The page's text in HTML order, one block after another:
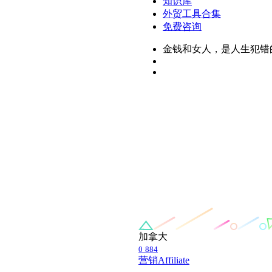
外贸工具合集
免费咨询
金钱和女人，是人生犯错
加拿大
0 884
营销Affiliate